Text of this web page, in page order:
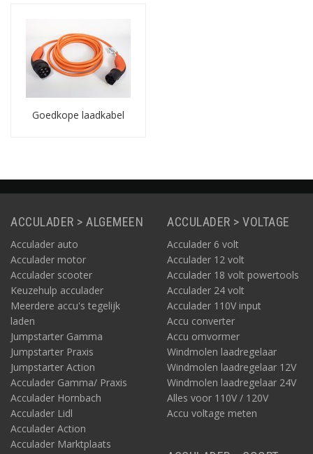
Goedkope laadkabel
ACCULADER > ALGEMEEN
Acculader auto
Acculader motor
Acculader scooter
Keuzehulp acculader
Meerdere accu's tegelijk
laden
Jumpstarter Gamma
Jumpstarter Praxis
Jumpstarter Action
Acculader Gamma/ Praxis
Acculader Hornbach
Acculader Lidl
Acculader Action
Acculader Marktplaats
ACCULADER > VOLTAGE
Acculader 6 volt
Acculader 12 volt
Acculader 18 volt powertools
Acculader 24 volt
Acculader 110V input
Accu converter
Accu omvormer
Windmolen laadregelaar
Windmolen laadregelaar 12V
Windmolen laadregelaar 24V
Alles voor 110V / 120V
Accu voltage meten